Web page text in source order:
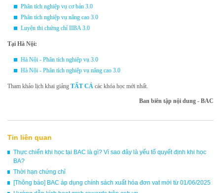
Phân tích nghiệp vụ cơ bản 3.0
Phân tích nghiệp vụ nâng cao 3.0
Luyện thi chứng chỉ IIBA 3.0
Tại Hà Nội:
Hà Nội - Phân tích nghiệp vụ 3.0
Hà Nội - Phân tích nghiệp vụ nâng cao 3.0
Tham khảo lịch khai giảng TẤT CẢ các khóa học mới nhất.
Ban biên tập nội dung - BAC
Tin liên quan
Thực chiến khi học tại BAC là gì? Vì sao đây là yếu tố quyết định khi học
BA?
Thời hạn chứng chỉ
[Thông báo] BAC áp dụng chính sách xuất hóa đơn vat mới từ 01/06/2025